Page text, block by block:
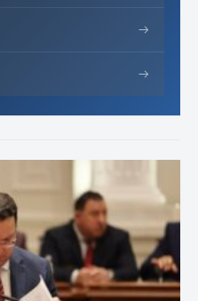
→
→